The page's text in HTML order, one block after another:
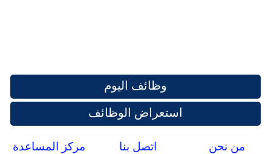
وظائف اليوم
استعراض الوظائف
من نحن اتصل بنا مركز المساعدة